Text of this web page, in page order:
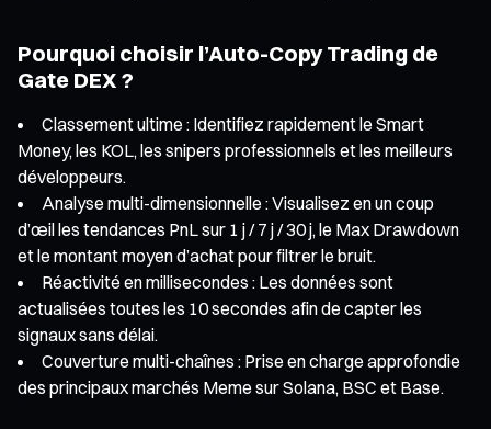
Pourquoi choisir l’Auto-Copy Trading de
Gate DEX ?
Classement ultime : Identifiez rapidement le Smart
Money, les KOL, les snipers professionnels et les meilleurs
développeurs.
Analyse multi-dimensionnelle : Visualisez en un coup
d’œil les tendances PnL sur 1 j / 7 j / 30 j, le Max Drawdown
et le montant moyen d’achat pour filtrer le bruit.
Réactivité en millisecondes : Les données sont
actualisées toutes les 10 secondes afin de capter les
signaux sans délai.
Couverture multi-chaînes : Prise en charge approfondie
des principaux marchés Meme sur Solana, BSC et Base.